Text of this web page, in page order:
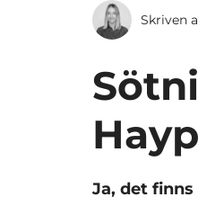
Skriven
Ja, det